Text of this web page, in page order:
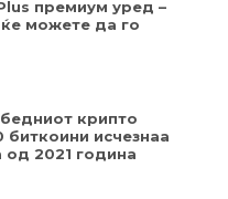
премиум уред –
можете да го
крипто
биткоини исчезнаа
2021 година